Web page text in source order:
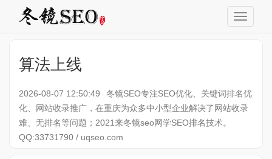
算法上线
2026-08-07 12:50:49
冬镜SEO专注SEO优化、关键词排名优
化、网站收录推广，在重庆为众多中小型企业解决了网站收录
难、无排名等问题；2021来冬镜seo网学SEO排名技术。
QQ:33731790 / uqseo.com